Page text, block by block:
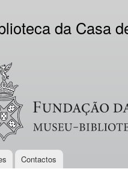
da Casa
VV
Contactos